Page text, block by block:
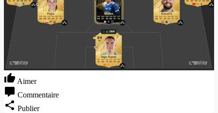
Aimer
Commentaire
Publier